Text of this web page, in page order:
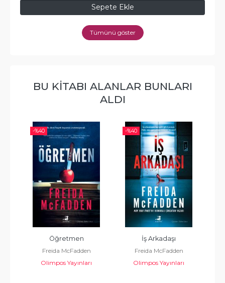
Sepete Ekle
Tümünü göster
BU KITABI ALANLAR BUNLARI
ALDI
-%40
Öğretmen
Freida McFadden
Olimpos Yayınları
-%40
İş Arkadaşı
Freida McFadden
Olimpos Yayınları